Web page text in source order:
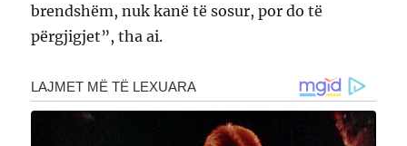
brendshëm, nuk kanë të sosur, por do të
përgjigjet”, tha ai.